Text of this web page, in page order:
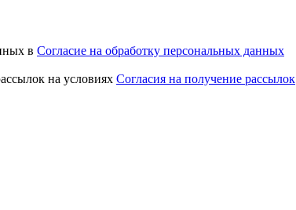
в Согласие на обработку персональных данных
на условиях Согласия на получение рассылок